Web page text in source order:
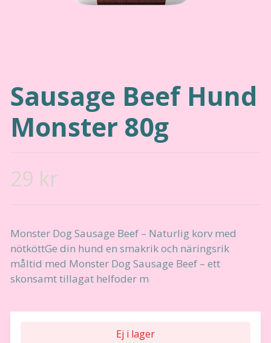
Sausage Beef Hund
Monster 80g
29 kr
Monster Dog Sausage Beef – Naturlig korv med
nötköttGe din hund en smakrik och näringsrik
måltid med Monster Dog Sausage Beef – ett
skonsamt tillagat helfoder m
Ej i lager